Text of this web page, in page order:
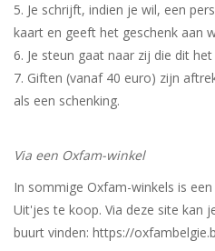
Je schrijft, indien je wil, een
kaart en geeft het geschenk aan
Je steun gaat naar zij die dit
Giften (vanaf 40 euro) zijn
als een schenking.
Via een Oxfam-winkel
In sommige Oxfam-winkels is
Uit'jes te koop. Via deze site kan
buurt vinden: https://